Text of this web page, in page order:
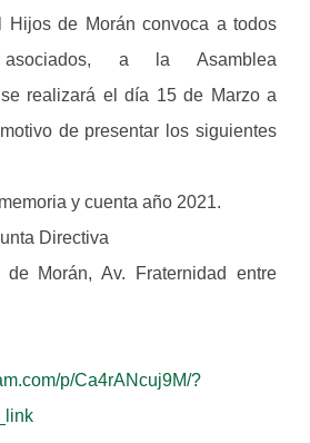
Hijos de Morán convoca a todos
a la Asamblea
realizará el día 15 de Marzo a
de presentar los siguientes
y cuenta año 2021.
Directiva
Morán, Av. Fraternidad entre
p/Ca4rANcuj9M/?